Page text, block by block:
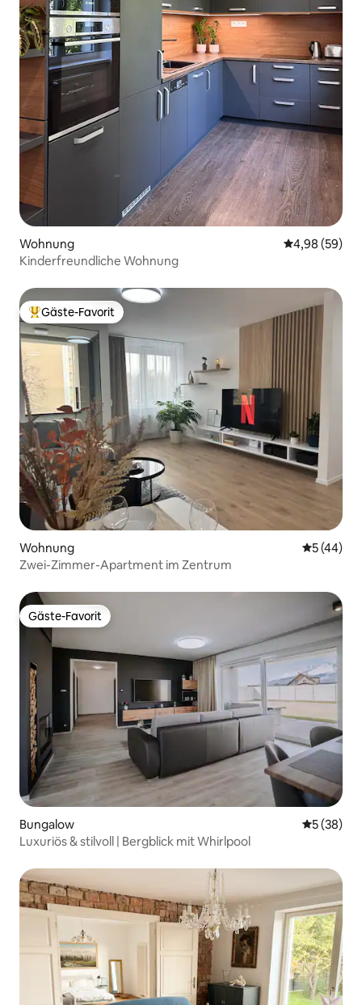
Wohnung
4,98 (59)
Kinderfreundliche Wohnung
Beliebter Gäste-Favorit.
Gäste-Favorit
Wohnung
5 (44)
Zwei-Zimmer-Apartment im Zentrum
Gäste-Favorit
Gäste-Favorit
Bungalow
5 (38)
Luxuriös & stilvoll | Bergblick mit Whirlpool